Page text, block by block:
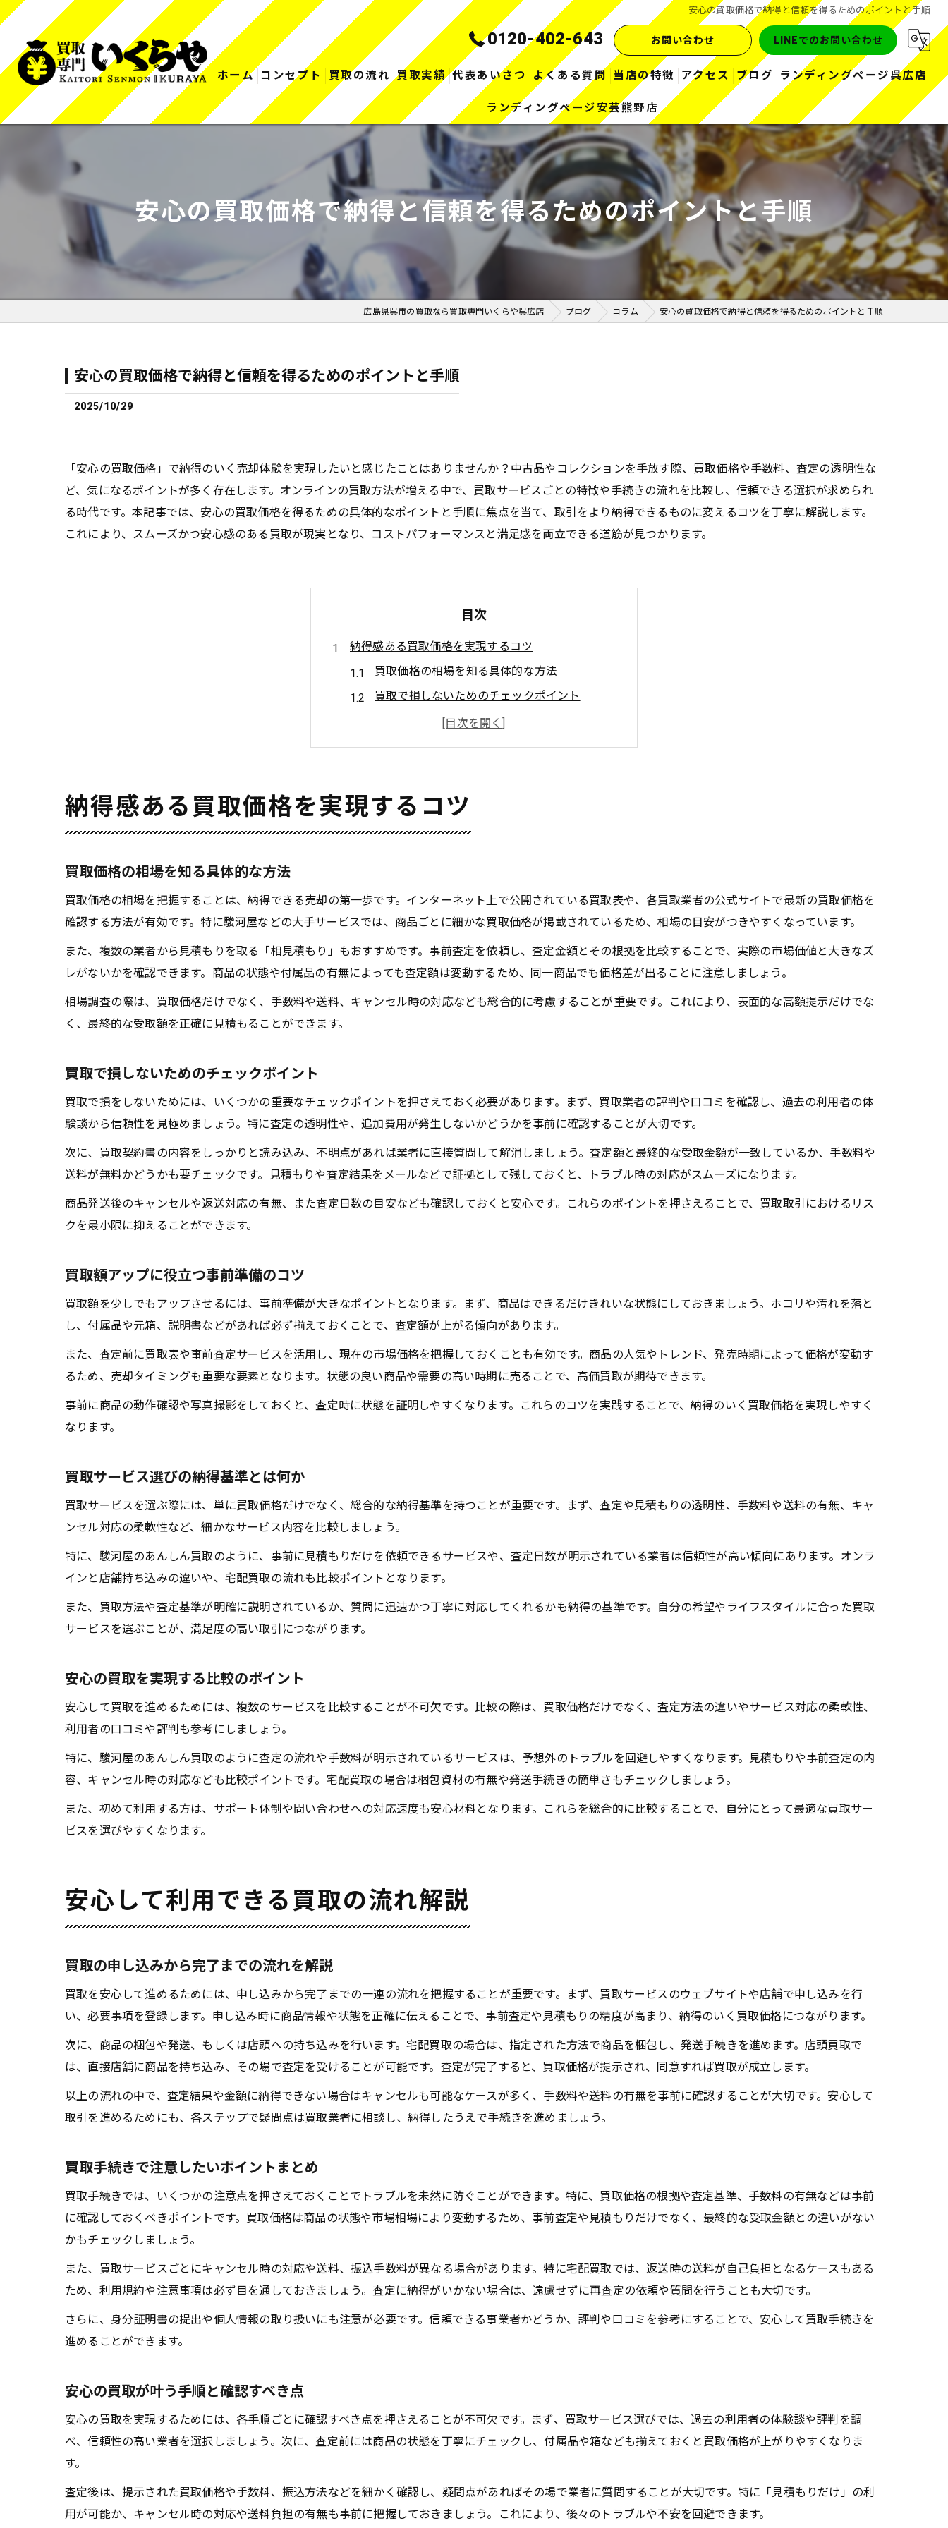
安心の買取価格で納得と信頼を得るためのポイントと手順
0120-402-643 お問い合わせ LINEでのお問い合わせ
ホーム コンセプト 買取の流れ 買取実績 代表あいさつ よくある質問 当店の特徴
金
お酒
ブランド
ダイヤ
アクセス ブログ
コラム
ランディングページ呉広店
ランディングページ安芸熊野店
安心の買取価格で納得と信頼を得るためのポイントと手順
広島県呉市の買取なら買取専門いくらや呉広店 ブログ コラム 安心の買取価格で納得と信頼を得るためのポイントと手順
安心の買取価格で納得と信頼を得るためのポイントと手順
2025/10/29
「安心の買取価格」で納得のいく売却体験を実現したいと感じたことはありませんか？中古品やコレクションを手放す際、買取価格や手数料、査定の透明性な
ど、気になるポイントが多く存在します。オンラインの買取方法が増える中で、買取サービスごとの特徴や手続きの流れを比較し、信頼できる選択が求められ
る時代です。本記事では、安心の買取価格を得るための具体的なポイントと手順に焦点を当て、取引をより納得できるものに変えるコツを丁寧に解説します。
これにより、スムーズかつ安心感のある買取が現実となり、コストパフォーマンスと満足感を両立できる道筋が見つかります。
目次
納得感ある買取価格を実現するコツ
買取価格の相場を知る具体的な方法
買取で損しないためのチェックポイント
買取額アップに役立つ事前準備のコツ
買取サービス選びの納得基準とは何か
安心して利用できる買取の流れ解説
買取の申し込みから完了までの流れを解説
初めてでも安心な買取の進め方とコツ
買取サービス利用時の流れを分かりやすく
買取価格が決まるポイントを徹底解説
買取価格を左右する査定基準の見極め方
買取の手数料が発生する場合の注意点
見積もりだけでも利用できる買取の魅力
トラブル防止に見積もりが有効な場面
宅配買取と店頭買取のメリット徹底比較
買取利用時の選択肢と安心基準の考え方
納得感ある買取価格を実現するコツ
買取価格の相場を知る具体的な方法
買取価格の相場を把握することは、納得できる売却の第一歩です。インターネット上で公開されている買取表や、各買取業者の公式サイトで最新の買取価格を
確認する方法が有効です。特に駿河屋などの大手サービスでは、商品ごとに細かな買取価格が掲載されているため、相場の目安がつきやすくなっています。
また、複数の業者から見積もりを取る「相見積もり」もおすすめです。事前査定を依頼し、査定金額とその根拠を比較することで、実際の市場価値と大きなズ
レがないかを確認できます。商品の状態や付属品の有無によっても査定額は変動するため、同一商品でも価格差が出ることに注意しましょう。
相場調査の際は、買取価格だけでなく、手数料や送料、キャンセル時の対応なども総合的に考慮することが重要です。これにより、表面的な高額提示だけでな
く、最終的な受取額を正確に見積もることができます。
買取で損しないためのチェックポイント
買取で損をしないためには、いくつかの重要なチェックポイントを押さえておく必要があります。まず、買取業者の評判や口コミを確認し、過去の利用者の体
験談から信頼性を見極めましょう。特に査定の透明性や、追加費用が発生しないかどうかを事前に確認することが大切です。
次に、買取契約書の内容をしっかりと読み込み、不明点があれば業者に直接質問して解消しましょう。査定額と最終的な受取金額が一致しているか、手数料や
送料が無料かどうかも要チェックです。見積もりや査定結果をメールなどで証拠として残しておくと、トラブル時の対応がスムーズになります。
商品発送後のキャンセルや返送対応の有無、また査定日数の目安なども確認しておくと安心です。これらのポイントを押さえることで、買取取引におけるリス
クを最小限に抑えることができます。
買取額アップに役立つ事前準備のコツ
買取額を少しでもアップさせるには、事前準備が大きなポイントとなります。まず、商品はできるだけきれいな状態にしておきましょう。ホコリや汚れを落と
し、付属品や元箱、説明書などがあれば必ず揃えておくことで、査定額が上がる傾向があります。
また、査定前に買取表や事前査定サービスを活用し、現在の市場価格を把握しておくことも有効です。商品の人気やトレンド、発売時期によって価格が変動す
るため、売却タイミングも重要な要素となります。状態の良い商品や需要の高い時期に売ることで、高価買取が期待できます。
事前に商品の動作確認や写真撮影をしておくと、査定時に状態を証明しやすくなります。これらのコツを実践することで、納得のいく買取価格を実現しやすく
なります。
買取サービス選びの納得基準とは何か
買取サービスを選ぶ際には、単に買取価格だけでなく、総合的な納得基準を持つことが重要です。まず、査定や見積もりの透明性、手数料や送料の有無、キャ
ンセル対応の柔軟性など、細かなサービス内容を比較しましょう。
特に、駿河屋のあんしん買取のように、事前に見積もりだけを依頼できるサービスや、査定日数が明示されている業者は信頼性が高い傾向にあります。オンラ
インと店舗持ち込みの違いや、宅配買取の流れも比較ポイントとなります。
また、買取方法や査定基準が明確に説明されているか、質問に迅速かつ丁寧に対応してくれるかも納得の基準です。自分の希望やライフスタイルに合った買取
サービスを選ぶことが、満足度の高い取引につながります。
安心の買取を実現する比較のポイント
安心して買取を進めるためには、複数のサービスを比較することが不可欠です。比較の際は、買取価格だけでなく、査定方法の違いやサービス対応の柔軟性、
利用者の口コミや評判も参考にしましょう。
特に、駿河屋のあんしん買取のように査定の流れや手数料が明示されているサービスは、予想外のトラブルを回避しやすくなります。見積もりや事前査定の内
容、キャンセル時の対応なども比較ポイントです。宅配買取の場合は梱包資材の有無や発送手続きの簡単さもチェックしましょう。
また、初めて利用する方は、サポート体制や問い合わせへの対応速度も安心材料となります。これらを総合的に比較することで、自分にとって最適な買取サー
ビスを選びやすくなります。
安心して利用できる買取の流れ解説
買取の申し込みから完了までの流れを解説
買取を安心して進めるためには、申し込みから完了までの一連の流れを把握することが重要です。まず、買取サービスのウェブサイトや店舗で申し込みを行
い、必要事項を登録します。申し込み時に商品情報や状態を正確に伝えることで、事前査定や見積もりの精度が高まり、納得のいく買取価格につながります。
次に、商品の梱包や発送、もしくは店頭への持ち込みを行います。宅配買取の場合は、指定された方法で商品を梱包し、発送手続きを進めます。店頭買取で
は、直接店舗に商品を持ち込み、その場で査定を受けることが可能です。査定が完了すると、買取価格が提示され、同意すれば買取が成立します。
以上の流れの中で、査定結果や金額に納得できない場合はキャンセルも可能なケースが多く、手数料や送料の有無を事前に確認することが大切です。安心して
取引を進めるためにも、各ステップで疑問点は買取業者に相談し、納得したうえで手続きを進めましょう。
買取手続きで注意したいポイントまとめ
買取手続きでは、いくつかの注意点を押さえておくことでトラブルを未然に防ぐことができます。特に、買取価格の根拠や査定基準、手数料の有無などは事前
に確認しておくべきポイントです。買取価格は商品の状態や市場相場により変動するため、事前査定や見積もりだけでなく、最終的な受取金額との違いがない
かもチェックしましょう。
また、買取サービスごとにキャンセル時の対応や送料、振込手数料が異なる場合があります。特に宅配買取では、返送時の送料が自己負担となるケースもある
ため、利用規約や注意事項は必ず目を通しておきましょう。査定に納得がいかない場合は、遠慮せずに再査定の依頼や質問を行うことも大切です。
さらに、身分証明書の提出や個人情報の取り扱いにも注意が必要です。信頼できる事業者かどうか、評判や口コミを参考にすることで、安心して買取手続きを
進めることができます。
安心の買取が叶う手順と確認すべき点
安心の買取を実現するためには、各手順ごとに確認すべき点を押さえることが不可欠です。まず、買取サービス選びでは、過去の利用者の体験談や評判を調
べ、信頼性の高い業者を選択しましょう。次に、査定前には商品の状態を丁寧にチェックし、付属品や箱なども揃えておくと買取価格が上がりやすくなりま
す。
査定後は、提示された買取価格や手数料、振込方法などを細かく確認し、疑問点があればその場で業者に質問することが大切です。特に「見積もりだけ」の利
用が可能か、キャンセル時の対応や送料負担の有無も事前に把握しておきましょう。これにより、後々のトラブルや不安を回避できます。